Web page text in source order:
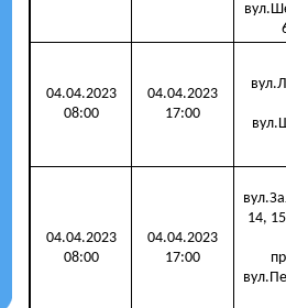
04.04.2023
08:00
04.04.2023
17:00
04.04.2023
08:00
04.04.2023
17:00
14,